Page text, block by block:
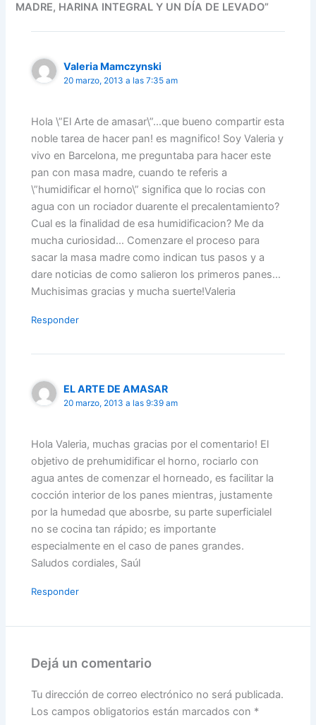
MADRE, HARINA INTEGRAL Y UN DÍA DE LEVADO”
Valeria Mamczynski
20 marzo, 2013 a las 7:35 am
Hola \”El Arte de amasar\”…que bueno compartir esta
noble tarea de hacer pan! es magnifico! Soy Valeria y
vivo en Barcelona, me preguntaba para hacer este
pan con masa madre, cuando te referis a
\”humidificar el horno\” significa que lo rocias con
agua con un rociador duarente el precalentamiento?
Cual es la finalidad de esa humidificacion? Me da
mucha curiosidad… Comenzare el proceso para
sacar la masa madre como indican tus pasos y a
dare noticias de como salieron los primeros panes…
Muchisimas gracias y mucha suerte!Valeria
Responder
EL ARTE DE AMASAR
20 marzo, 2013 a las 9:39 am
Hola Valeria, muchas gracias por el comentario! El
objetivo de prehumidificar el horno, rociarlo con
agua antes de comenzar el horneado, es facilitar la
cocción interior de los panes mientras, justamente
por la humedad que abosrbe, su parte superficialel
no se cocina tan rápido; es importante
especialmente en el caso de panes grandes.
Saludos cordiales, Saúl
Responder
Dejá un comentario
Tu dirección de correo electrónico no será publicada.
Los campos obligatorios están marcados con *